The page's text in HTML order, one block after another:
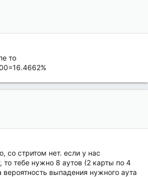
то
со стритом нет. если у нас
то тебе нужно 8 аутов (2 карты по 4
выпадения нужного аута